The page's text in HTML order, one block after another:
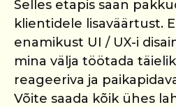
Selles etapis saan
klientidele lisaväärtust.
enamikust UI / UX-i
mina välja töötada
reageeriva ja
Võite saada kõik ühes